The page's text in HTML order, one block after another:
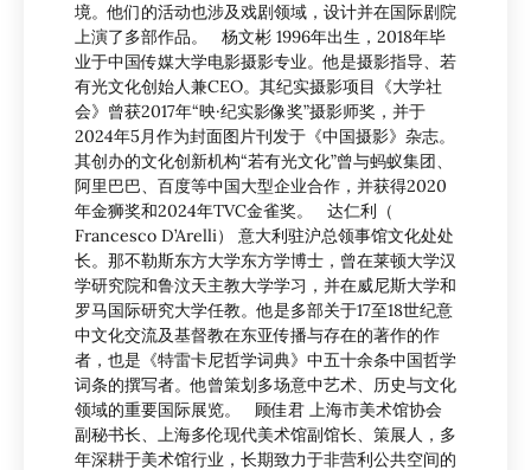
境。他们的活动也涉及戏剧领域，设计并在国际剧院
上演了多部作品。 杨文彬 1996年出生，2018年毕
业于中国传媒大学电影摄影专业。他是摄影指导、若
有光文化创始人兼CEO。其纪实摄影项目《大学社
会》曾获2017年“映·纪实影像奖”摄影师奖，并于
2024年5月作为封面图片刊发于《中国摄影》杂志。
其创办的文化创新机构“若有光文化”曾与蚂蚁集团、
阿里巴巴、百度等中国大型企业合作，并获得2020
年金狮奖和2024年TVC金雀奖。 达仁利（
Francesco D’Arelli） 意大利驻沪总领事馆文化处处
长。那不勒斯东方大学东方学博士，曾在莱顿大学汉
学研究院和鲁汶天主教大学学习，并在威尼斯大学和
罗马国际研究大学任教。他是多部关于17至18世纪意
中文化交流及基督教在东亚传播与存在的著作的作
者，也是《特雷卡尼哲学词典》中五十余条中国哲学
词条的撰写者。他曾策划多场意中艺术、历史与文化
领域的重要国际展览。 顾佳君 上海市美术馆协会
副秘书长、上海多伦现代美术馆副馆长、策展人，多
年深耕于美术馆行业，长期致力于非营利公共空间的